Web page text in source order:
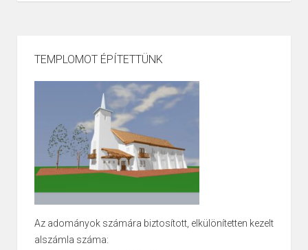
TEMPLOMOT ÉPÍTETTÜNK
Az adományok számára biztosított, elkülönítetten kezelt
alszámla száma: